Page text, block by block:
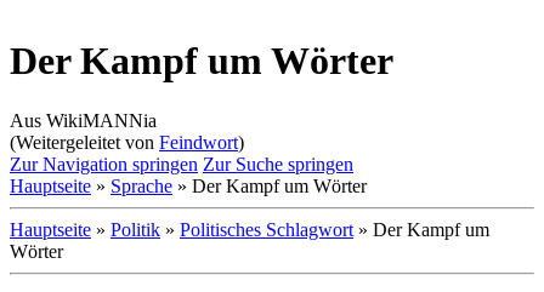
Der Kampf um Wörter
Aus WikiMANNia
(Weitergeleitet von Feindwort)
Zur Navigation springen Zur Suche springen
Hauptseite » Sprache » Der Kampf um Wörter
Hauptseite » Politik » Politisches Schlagwort » Der Kampf um
Wörter